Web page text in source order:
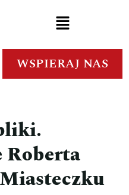
WSPIERAJ NAS
Roberta